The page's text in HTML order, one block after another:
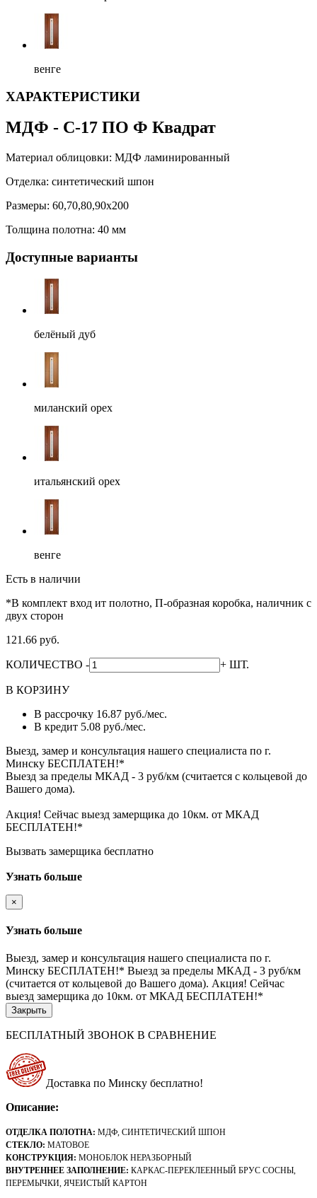
венге
ХАРАКТЕРИСТИКИ
МДФ - С-17 ПО Ф Квадрат
Материал облицовки: МДФ ламинированный
Отделка: синтетический шпон
Размеры: 60,70,80,90х200
Толщина полотна: 40 мм
Доступные варианты
белёный дуб
миланский орех
итальянский орех
венге
Есть в наличии
*В комплект вход ит полотно, П-образная коробка, наличник с
двух сторон
121.66 руб.
КОЛИЧЕСТВО - + ШТ.
В КОРЗИНУ
В рассрочку 16.87 руб./мес.
В кредит 5.08 руб./мес.
Выезд, замер и консультация нашего специалиста по г.
Минску БЕСПЛАТЕН!*
Выезд за пределы МКАД - 3 руб/км (считается с кольцевой до
Вашего дома).
Акция! Сейчас выезд замерщика до 10км. от МКАД
БЕСПЛАТЕН!*
Вызвать замерщика бесплатно
Узнать больше
×
Узнать больше
Выезд, замер и консультация нашего специалиста по г.
Минску БЕСПЛАТЕН!* Выезд за пределы МКАД - 3 руб/км
(считается от кольцевой до Вашего дома). Акция! Сейчас
выезд замерщика до 10км. от МКАД БЕСПЛАТЕН!*
Закрыть
БЕСПЛАТНЫЙ ЗВОНОК В СРАВНЕНИЕ
Доставка по Минску бесплатно!
Описание:
ОТДЕЛКА ПОЛОТНА: МДФ, СИНТЕТИЧЕСКИЙ ШПОН
СТЕКЛО: МАТОВОЕ
КОНСТРУКЦИЯ: МОНОБЛОК НЕРАЗБОРНЫЙ
ВНУТРЕННЕЕ ЗАПОЛНЕНИЕ: КАРКАС-ПЕРЕКЛЕЕННЫЙ БРУС СОСНЫ,
ПЕРЕМЫЧКИ, ЯЧЕИСТЫЙ КАРТОН